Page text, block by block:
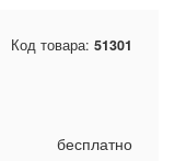
Код товара: 51301
бесплатно